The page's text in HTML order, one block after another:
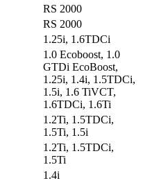
RS 2000
RS 2000
1.25i, 1.6TDCi
1.0 Ecoboost, 1.0
GTDi EcoBoost,
1.25i, 1.4i, 1.5TDCi,
1.5i, 1.6 TiVCT,
1.6TDCi, 1.6Ti
1.2Ti, 1.5TDCi,
1.5Ti, 1.5i
1.2Ti, 1.5TDCi,
1.5Ti
1.4i